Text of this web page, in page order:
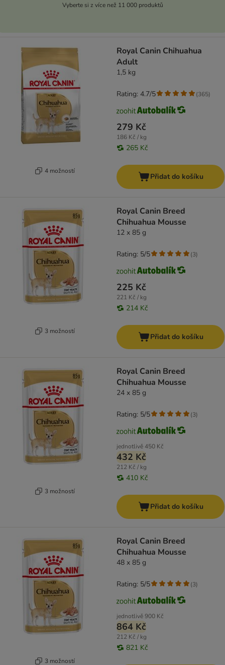
Vyberte si z více než 11 000 produktů
4 možností
Royal Canin Chihuahua
Adult
1,5 kg
279 Kč
186 Kč / kg
265 Kč
Rating: 4.7/5 (365)
Přidat do košíku
3 možností
Royal Canin Breed
Chihuahua Mousse
12 x 85 g
225 Kč
221 Kč / kg
214 Kč
Rating: 5/5 (3)
Přidat do košíku
3 možností
Royal Canin Breed
Chihuahua Mousse
24 x 85 g
jednotlivě450 Kč
432 Kč
212 Kč / kg
410 Kč
Rating: 5/5 (3)
Přidat do košíku
3 možností
Royal Canin Breed
Chihuahua Mousse
48 x 85 g
jednotlivě900 Kč
864 Kč
212 Kč / kg
821 Kč
Rating: 5/5 (3)